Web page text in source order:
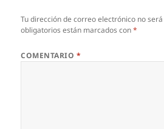
Tu dirección de correo electrónico no
obligatorios están marcados con*
COMENTARIO *